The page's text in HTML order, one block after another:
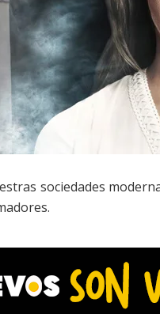
sociedades